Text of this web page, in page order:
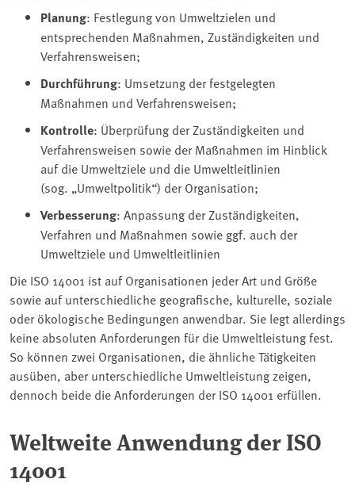
Planung: Festlegung von Umweltzielen und
entsprechenden Maßnahmen, Zuständigkeiten und
Verfahrensweisen;
Durchführung: Umsetzung der festgelegten
Maßnahmen und Verfahrensweisen;
Kontrolle: Überprüfung der Zuständigkeiten und
Verfahrensweisen sowie der Maßnahmen im Hinblick
auf die Umweltziele und die Umweltleitlinien
(sog. „Umweltpolitik“) der Organisation;
Verbesserung: Anpassung der Zuständigkeiten,
Verfahren und Maßnahmen sowie ggf. auch der
Umweltziele und Umweltleitlinien
Die ISO 14001 ist auf Organisationen jeder Art und Größe
sowie auf unterschiedliche geografische, kulturelle, soziale
oder ökologische Bedingungen anwendbar. Sie legt allerdings
keine absoluten Anforderungen für die Umweltleistung fest.
So können zwei Organisationen, die ähnliche Tätigkeiten
ausüben, aber unterschiedliche Umweltleistung zeigen,
dennoch beide die Anforderungen der ISO 14001 erfüllen.
Weltweite Anwendung der ISO
14001